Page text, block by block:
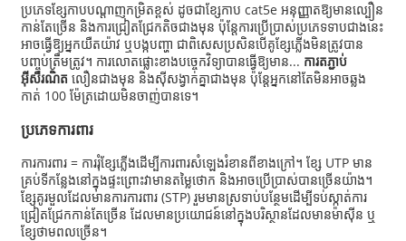
ប្រភេទខ្សែកាបបណ្តាញកម្រិតខ្ពស់ ដូចជាខ្សែកាប cat5e អនុញ្ញាតឱ្យមានល្បឿន
កាន់តែច្រើន និងការជ្រៀតជ្រែកតិចជាងមុន ប៉ុន្តែការប្រើប្រាស់ប្រភេទទាបជាងនេះ
អាចធ្វើឱ្យអ្នកយឺតយ៉ាវ ឬបង្កបញ្ហា ជាពិសេសប្រសិនបើគូខ្សែភ្លើងមិនត្រូវបាន
បញ្ចប់ត្រឹមត្រូវ។ ការលោតផ្លោះខាងបច្ចេកវិទ្យាបានធ្វើឱ្យមាន... ការតភ្ជាប់
អ៊ីសឺរណិត លឿនជាងមុន និងស៊ីសង្វាក់គ្នាជាងមុន ប៉ុន្តែអ្នកនៅតែមិនអាចឆ្លង
កាត់ 100 ម៉ែត្រដោយមិនចាញ់បានទេ។
ប្រភេទការពារ
ការការពារ = ការរុំខ្សែភ្លើងដើម្បីការពារសំឡេងរំខានពីខាងក្រៅ។ ខ្សែ UTP មាន
គ្រប់ទីកន្លែងនៅក្នុងផ្ទះព្រោះវាមានតម្លៃថោក និងអាចប្រើប្រាស់បានច្រើនយ៉ាង។
ខ្សែគូរមួលដែលមានការការពារ (STP) រួមមានស្រទាប់បន្ថែមដើម្បីទប់ស្កាត់ការ
ជ្រៀតជ្រែកកាន់តែច្រើន ដែលមានប្រយោជន៍នៅក្នុងបរិស្ថានដែលមានម៉ាស៊ីន ឬ
ខ្សែថាមពលច្រើន។